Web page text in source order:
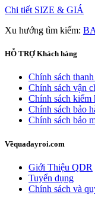
Chi tiết SIZE & GIÁ
Xu hướng tìm kiếm:
HỖ TRỢKhách hàng
Chính sách
Chính sách vận
Chính sách kiểm
Chính sách bảo
Chính sách bảo
Vềquadayroi.com
Giới Thiệu QDR
Tuyển dụng
Chính sách và